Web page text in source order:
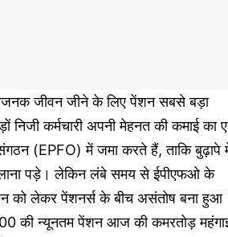
जीवन जीने के लिए पेंशन सबसे बड़ा
निजी कर्मचारी अपनी मेहनत की कमाई का
संगठन (EPFO) में जमा करते हैं, ताकि बुढ़ापे
पड़े। लेकिन लंबे समय से ईपीएफओ के
को लेकर पेंशनर्स के बीच असंतोष बना हुआ
की न्यूनतम पेंशन आज की कमरतोड़